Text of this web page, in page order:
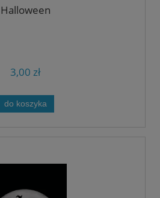
Halloween
3,00 zł
do koszyka